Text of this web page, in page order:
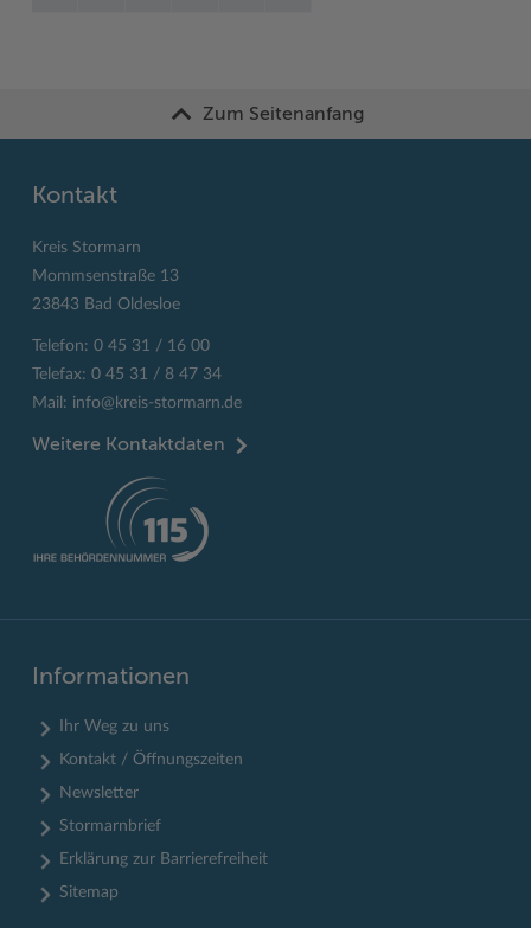
Zum Seitenanfang
Kontakt
Kreis Stormarn
Mommsenstraße 13
23843 Bad Oldesloe
Telefon: 0 45 31 / 16 00
Telefax: 0 45 31 / 8 47 34
Mail: info@kreis-stormarn.de
Weitere Kontaktdaten
Informationen
Ihr Weg zu uns
Kontakt / Öffnungszeiten
Newsletter
Stormarnbrief
Erklärung zur Barrierefreiheit
Sitemap